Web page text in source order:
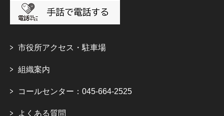
市役所アクセス・駐車場
組織案内
コールセンター：045-664-2525
よくある質問